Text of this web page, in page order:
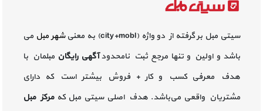
سیتی مبل بر گرفته از دو واژه (city+mobl) به معنی شهر مبل می
باشد و اولین و تنها مرجع ثبت نامحدودآگهی رایگان مبلمان با
هدف معرفی کسب و کار + فروش بیشتر است که دارای
مشتریان واقعی می‌باشد. هدف اصلی سیتی مبل کهمرکز مبل